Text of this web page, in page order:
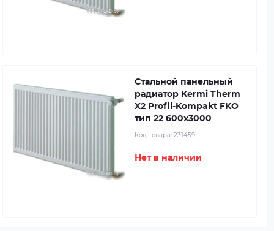
Стальной панельный
радиатор Kermi Therm
X2 Profil-Kompakt FKO
тип 22 600x3000
Код товара: 231459
Нет в наличии